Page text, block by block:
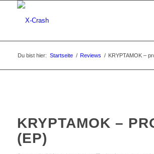
Du bist hier: Startseite / Reviews / KRYPTAMOK –
KRYPTAMOK –
(EP)